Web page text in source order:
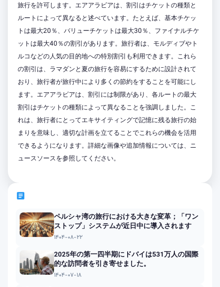
旅行を許可します。エアアラビアは、割引はチケットの種類と
ルートによって異なると述べています。たとえば、基本チケッ
トは最大20％、バリューチケットは最大30％、ファイナルチケ
ットは最大40％の割引があります。旅行者は、モルディブやト
ルコなどの人気の目的地への特別割引も利用できます。これら
の割引は、ラマダンと夏の旅行を容易にするために設計されて
おり、旅行者が旅行中により多くの節約をすることを可能にし
ます。エアアラビアは、割引には制限があり、各ルートの最大
割引はチケットの種類によって異なることを強調しました。こ
れは、旅行者にとってエキサイティングで記憶に残る旅行の始
まりを意味し、適切な計画を立てることでこれらの機会を活用
できるようになります。詳細な画像や追加情報については、ニ
ュースソースを参照してください。
article
ペルシャ湾の旅行における大きな変革；「ワン
ストップ」システムが近日中に導入されます
۱۴۰۴-۰۸-۲۲
2025年の第一四半期にドバイは531万人の国際
的な訪問者を引き寄せました。
۱۴۰۴-۰۷-۱۸